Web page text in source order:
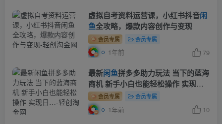
虚拟自考资料运营课，小红书抖音闲
鱼全攻略，爆款内容创作与变现
会员专属 会员专属
1年前 79
最新闲鱼拼多多助力玩法 当下的蓝海
商机 新手小白也能轻松操作 实现
日…会员专属 会员专属
1年前 10